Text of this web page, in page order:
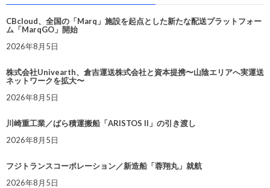
CBcloud、全国の「Marq」施設を起点とした新たな配送プラットフォー
ム「MarqGO」開始
2026年8月5日
株式会社Univearth、倉吉運送株式会社と資本提携〜山陰エリアへ実運送
ネットワークを拡大〜
2026年8月5日
川崎重工業／ばら積運搬船「ARISTOS II」の引き渡し
2026年8月5日
フジトランスコーポレーション／新造船「蓉翔丸」就航
2026年8月5日